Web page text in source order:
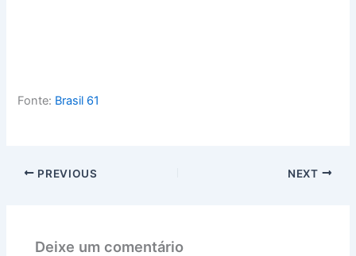
Fonte: Brasil 61
PREVIOUS NEXT
Deixe um comentário